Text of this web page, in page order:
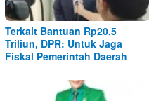
Terkait Bantuan Rp20,5
Triliun, DPR: Untuk Jaga
Fiskal Pemerintah Daerah